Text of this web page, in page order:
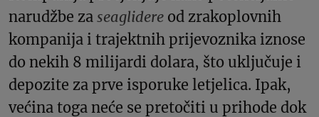
narudžbe za seaglidere od zrakoplovnih
kompanija i trajektnih prijevoznika iznose
do nekih 8 milijardi dolara, što uključuje i
depozite za prve isporuke letjelica. Ipak,
većina toga neće se pretočiti u prihode dok